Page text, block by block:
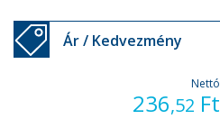
Ár / Kedvezmény
Nettó
236,52 Ft